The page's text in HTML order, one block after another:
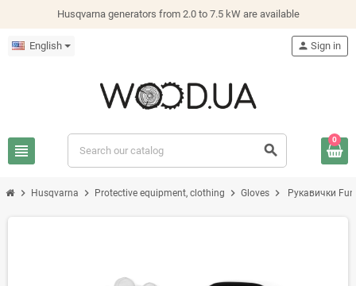
Husqvarna generators from 2.0 to 7.5 kW are available
English
view_headline search
person Sign in
0
chevron_right Husqvarna chevron_right Protective equipment, clothing chevron_right Gloves chevron_right Рукавички